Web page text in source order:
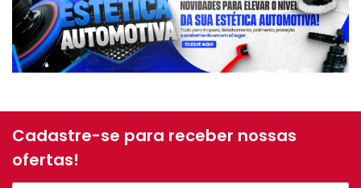
Cadastre-se para receber nossas
ofertas!